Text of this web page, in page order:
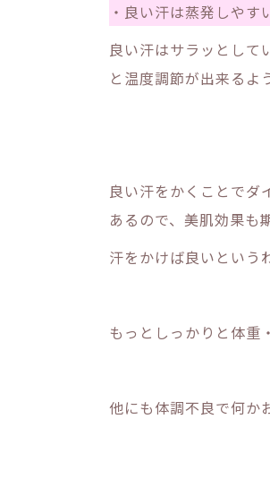
・良い汗は蒸発しやす
良い汗はサラッとして
と温度調節が出来るよ
良い汗をかくことでダ
あるので、美肌効果も
汗をかけば良いという
もっとしっかりと体重
他にも体調不良で何か